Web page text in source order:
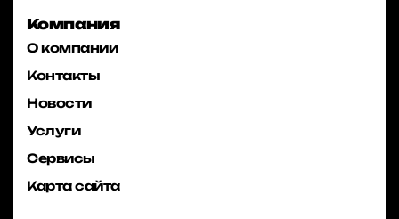
Компания
О компании
Контакты
Новости
Услуги
Сервисы
Карта сайта